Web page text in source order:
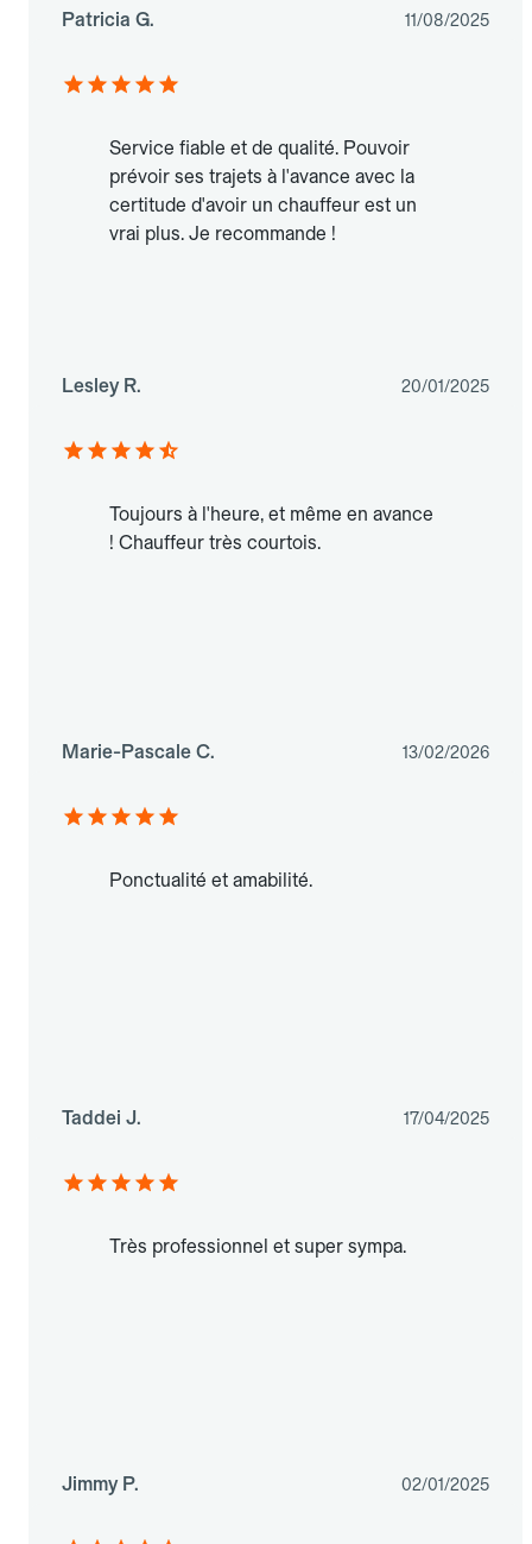
Patricia G. 11/08/2025
Service fiable et de qualité. Pouvoir
prévoir ses trajets à l'avance avec la
certitude d'avoir un chauffeur est un
vrai plus. Je recommande !
Lesley R. 20/01/2025
Toujours à l'heure, et même en avance
! Chauffeur très courtois.
Marie-Pascale C. 13/02/2026
Ponctualité et amabilité.
Taddei J. 17/04/2025
Très professionnel et super sympa.
Jimmy P. 02/01/2025